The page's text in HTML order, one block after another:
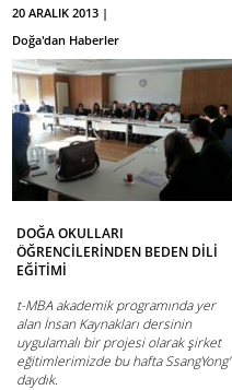
20 ARALIK 2013 |
Doğa'dan Haberler
DOĞA OKULLARI
ÖĞRENCİLERİNDEN BEDEN DİLİ
EĞİTİMİ
t-MBA akademik programında yer
alan İnsan Kaynakları dersinin
uygulamalı bir projesi olarak şirket
eğitimlerimizde bu hafta SsangYong'
daydık.